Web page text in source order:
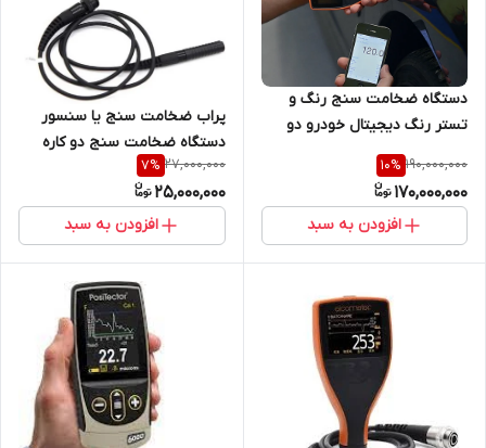
دستگاه ضخامت سنج رنگ و
تستر رنگ دیجیتال خودرو دو
ساخت انگلستان
190,000,000
10%
170,000,000
افزودن به سبد
پراب ضخامت سنج یا سنسور
دستگاه ضخامت سنج دو کاره
دستگاه ضخامت سنج الکترو
جرمنی مدل Elektro TG160
27,000,000
7%
25,000,000
افزودن به سبد